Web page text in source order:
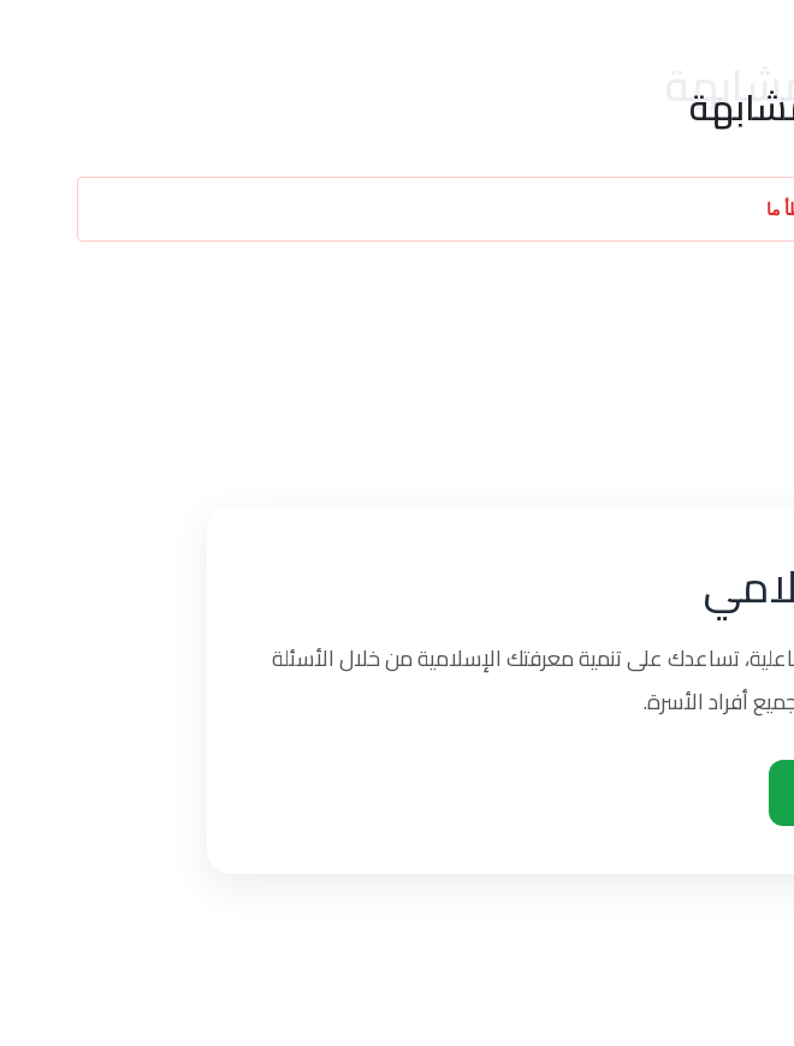
ما
تساعدك على تنمية معرفتك الإسلامية من خلال الأسئلة
أفراد الأسرة.